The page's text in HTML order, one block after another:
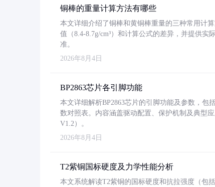
铜棒的重量计算方法有哪些
本文详细介绍了铜棒和黄铜棒重量的三种常用计
值（8.4-8.7g/cm³）和计算公式的差异，并提供实
准。
2026年8月4日
BP2863芯片各引脚功能
本文详细解析BP2863芯片的引脚功能及参数，
数对照表。内容涵盖驱动配置、保护机制及典型
V1.2）。
2026年8月4日
T2紫铜国标硬度及力学性能分析
本文系统解读T2紫铜的国标硬度和抗拉强度（包